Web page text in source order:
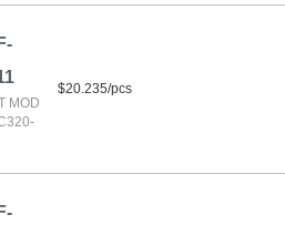
MOD
$20.235/pcs